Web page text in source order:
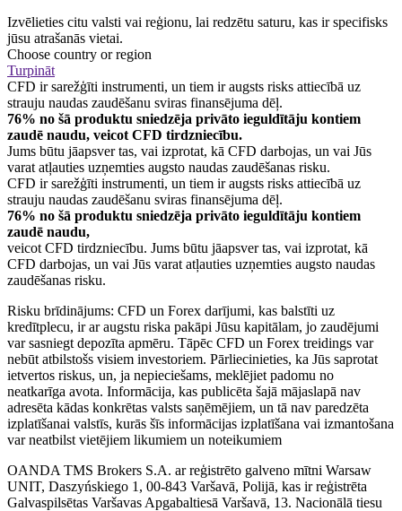
Izvēlieties citu valsti vai reģionu, lai redzētu saturu, kas ir specifisks
jūsu atrašanās vietai.
Choose country or region
Turpināt
CFD ir sarežģīti instrumenti, un tiem ir augsts risks attiecībā uz
strauju naudas zaudēšanu sviras finansējuma dēļ.
76% no šā produktu sniedzēja privāto ieguldītāju kontiem
zaudē naudu, veicot CFD tirdzniecību.
Jums būtu jāapsver tas, vai izprotat, kā CFD darbojas, un vai Jūs
varat atļauties uzņemties augsto naudas zaudēšanas risku.
CFD ir sarežģīti instrumenti, un tiem ir augsts risks attiecībā uz
strauju naudas zaudēšanu sviras finansējuma dēļ.
76% no šā produktu sniedzēja privāto ieguldītāju kontiem
zaudē naudu,
veicot CFD tirdzniecību. Jums būtu jāapsver tas, vai izprotat, kā
CFD darbojas, un vai Jūs varat atļauties uzņemties augsto naudas
zaudēšanas risku.
Risku brīdinājums: CFD un Forex darījumi, kas balstīti uz
kredītplecu, ir ar augstu riska pakāpi Jūsu kapitālam, jo zaudējumi
var sasniegt depozīta apmēru. Tāpēc CFD un Forex treidings var
nebūt atbilstošs visiem investoriem. Pārliecinieties, ka Jūs saprotat
ietvertos riskus, un, ja nepieciešams, meklējiet padomu no
neatkarīga avota. Informācija, kas publicēta šajā mājaslapā nav
adresēta kādas konkrētas valsts saņēmējiem, un tā nav paredzēta
izplatīšanai valstīs, kurās šīs informācijas izplatīšana vai izmantošana
var neatbilst vietējiem likumiem un noteikumiem
OANDA TMS Brokers S.A. ar reģistrēto galveno mītni Warsaw
UNIT, Daszyńskiego 1, 00-843 Varšavā, Polijā, kas ir reģistrēta
Galvaspilsētas Varšavas Apgabaltiesā Varšavā, 13. Nacionālā tiesu